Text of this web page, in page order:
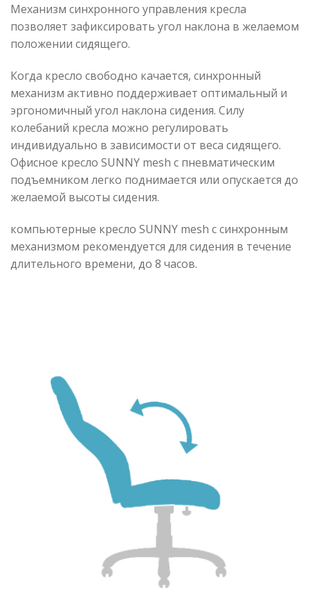
Механизм синхронного управления кресла
позволяет зафиксировать угол наклона в желаемом
положении сидящего.
Когда кресло свободно качается, синхронный
механизм активно поддерживает оптимальный и
эргономичный угол наклона сидения. Силу
колебаний кресла можно регулировать
индивидуально в зависимости от веса сидящего.
Офисное кресло SUNNY mesh с пневматическим
подъемником легко поднимается или опускается до
желаемой высоты сидения.
компьютерные креслo SUNNY mesh с синхронным
механизмом рекомендуется для сидения в течение
длительного времени, до 8 часов.